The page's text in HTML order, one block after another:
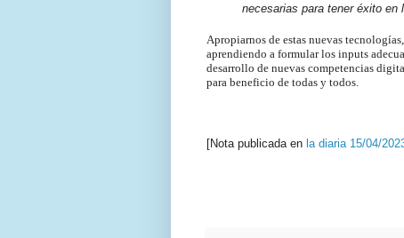
necesarias para tener éxito en
Apropiarnos de estas nuevas
aprendiendo a formular los inputs
desarrollo de nuevas competencias
para beneficio de todas y todos.
[Nota publicada en la diaria 15/04/